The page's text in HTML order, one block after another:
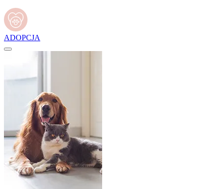
ADOPCJA